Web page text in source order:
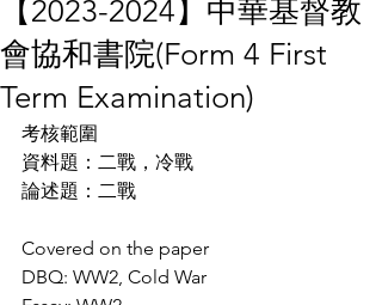
【2023-2024】中華基督教
會協和書院(Form 4 First
Term Examination)
考核範圍
資料題：二戰，冷戰
論述題：二戰
Covered on the paper
DBQ: WW2, Cold War